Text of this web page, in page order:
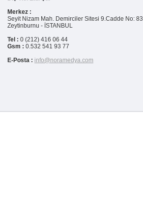
Analiz Kullanın
Nedir ?
E-Ticaret Sözlüğü
Merkez :
Seyit Nizam Mah. Demirciler Sitesi 9.Cadde No: 83
Zeytinburnu - İSTANBUL
Tel : 0 (212) 416 06 44
Gsm : 0.532 541 93 77
E-Posta : info@noramedya.com